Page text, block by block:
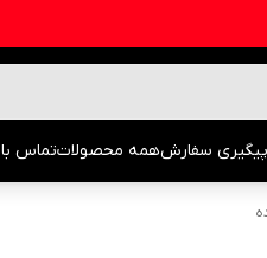
پیگیری سفارشهمه محصولاتتماس